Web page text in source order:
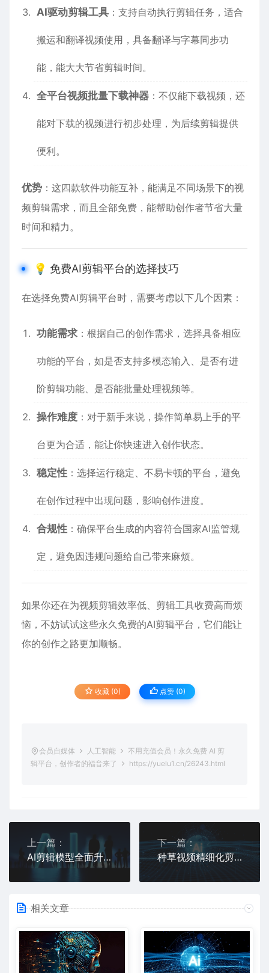
AI驱动剪辑工具 ：支持自动执行剪辑任务，适合
搬运和翻译视频使用，具备翻译与字幕同步功
能，能大大节省剪辑时间。
全平台视频批量下载神器 ：不仅能下载视频，还
能对下载的视频进行初步处理，为后续剪辑提供
便利。
优势 ：这四款软件功能互补，能满足不同场景下的视
频剪辑需求，而且全部免费，能帮助创作者节省大量
时间和精力。
💡 免费AI剪辑平台的选择技巧
在选择免费AI剪辑平台时，需要考虑以下几个因素：
功能需求 ：根据自己的创作需求，选择具备相应
功能的平台，如是否支持多模态输入、是否有进
阶剪辑功能、是否能批量处理视频等。
操作难度 ：对于新手来说，操作简单易上手的平
台更为合适，能让你快速进入创作状态。
稳定性 ：选择运行稳定、不易卡顿的平台，避免
在创作过程中出现问题，影响创作进度。
合规性 ：确保平台生成的内容符合国家AI监管规
定，避免因违规问题给自己带来麻烦。
如果你还在为视频剪辑效率低、剪辑工具收费高而烦
恼，不妨试试这些永久免费的AI剪辑平台，它们能让
你的创作之路更加顺畅。
收藏 (0) 点赞 (0)
会员自媒体 人工智能
不用充值会员！永久免费 AI 剪
辑平台，创作者的福音来了
https://yuelu1.cn/26243.html
上一篇：
AI剪辑模型全面升级：从生成到编辑的创作革命
下一篇：
种草视频精细化剪辑：AI赋能下的产品亮点放大术
相关文章